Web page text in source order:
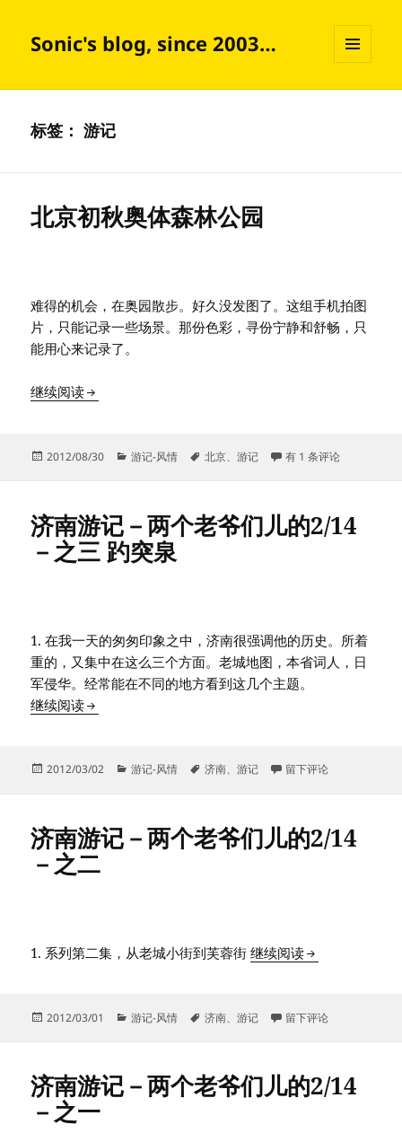
Sonic's blog, since 2003…
挂件
标签：游记
北京初秋奥体森林公园
难得的机会，在奥园散步。好久没发图了。这组手机拍图
片，只能记录一些场景。那份色彩，寻份宁静和舒畅，只
能用心来记录了。
继续阅读北京初秋奥体森林公园
发
2012/08/30
分
游记-风情
标
北京、游记 北京初秋奥体森林公园
有 1 条评论
济南游记－两个老爷们儿的2/14
－之三 趵突泉
1. 在我一天的匆匆印象之中，济南很强调他的历史。所着
重的，又集中在这么三个方面。老城地图，本省词人，日
军侵华。经常能在不同的地方看到这几个主题。
继续阅读济南游记－两个老爷们儿的2/14－之三 趵突泉
发
2012/03/02
分
游记-风情
标
济南、游记 于济南游记－两个老爷
留下评论
济南游记－两个老爷们儿的2/14
－之二
1. 系列第二集，从老城小街到芙蓉街继续阅读济南游记－两
发
2012/03/01
分
游记-风情
标
济南、游记 于济南游记－两个老爷
留下评论
济南游记－两个老爷们儿的2/14
－之一